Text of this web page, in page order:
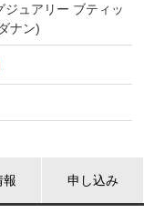
ュアリー ブティッ
ナン)
報 申し込み